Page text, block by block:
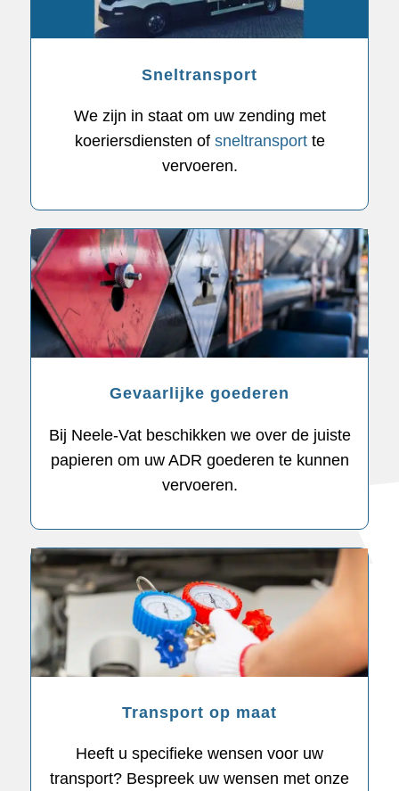
Sneltransport
We zijn in staat om uw zending met
koeriersdiensten of sneltransportte
vervoeren.
Gevaarlijke goederen
Bij Neele-Vat beschikken we over de juiste
papieren om uw ADR goederen te kunnen
vervoeren.
Transport op maat
Heeft u specifieke wensen voor uw
transport? Bespreek uw wensen met onze